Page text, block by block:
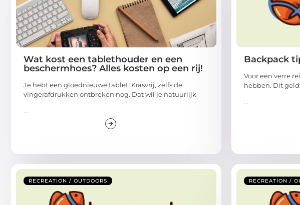
Wat kost een tablethouder en een
beschermhoes? Alles kosten op een rij!
Je hebt een gloednieuwe tablet! Krasvrij, zelfs de
vingerafdrukken ontbreken nog. Dat wil je natuurlijk
...
Backpack
Voor een verre
hebben. Dit
...
RECREATION / OUTDOORS RECREATION /